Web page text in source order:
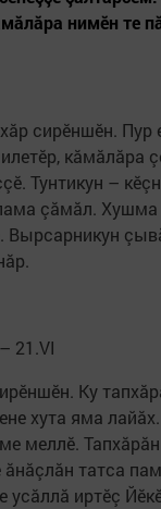
нимӗн те
сирӗншӗн. Пур
кăмăлăра
Тунтикун –
çăмăл. Хушма
Вырсарникун
21.VI
Ку
хута яма
меллӗ.
татса
усăллă иртӗç